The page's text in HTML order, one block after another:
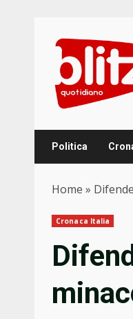
content
Politica
Home »
Cronaca Italia